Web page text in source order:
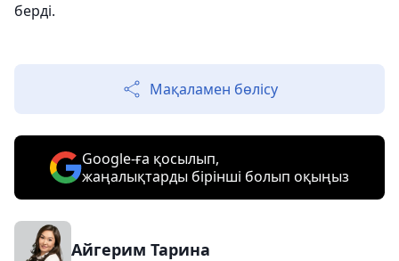
берді.
Мақаламен бөлісу
Google-ға қосылып,
жаңалықтарды бірінші болып оқыңыз
Айгерим Тарина